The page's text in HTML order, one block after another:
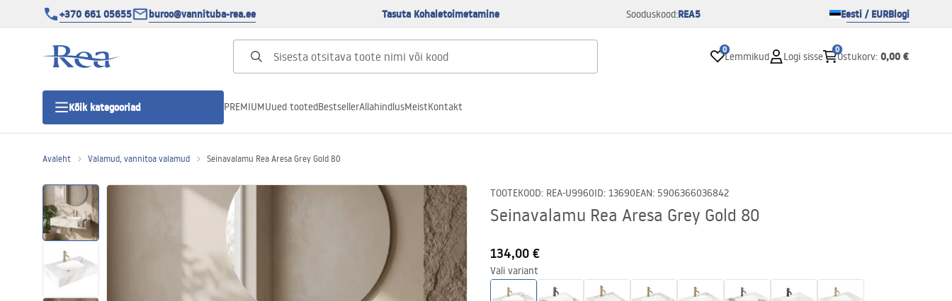
+370 661 05655 buroo@vannituba-rea.ee Tasuta Kohaletoimetamine Sooduskood:REA5 Eesti / EURBlogi
0
Lemmikud Logi sisse
0
Ostukorv: 0,00 €
Kõik kategooriad
Duši uks
Lineaarne duši äravool
PREMIUMUued tootedBestsellerAllahindlusMeistKontakt
Avaleht Valamud, vannitoa valamud Seinavalamu Rea Aresa Grey Gold 80
TOOTEKOOD: REA-U9960ID: 13690EAN: 5906366036842
Seinavalamu Rea Aresa Grey Gold 80
134,00 €
Vali variant